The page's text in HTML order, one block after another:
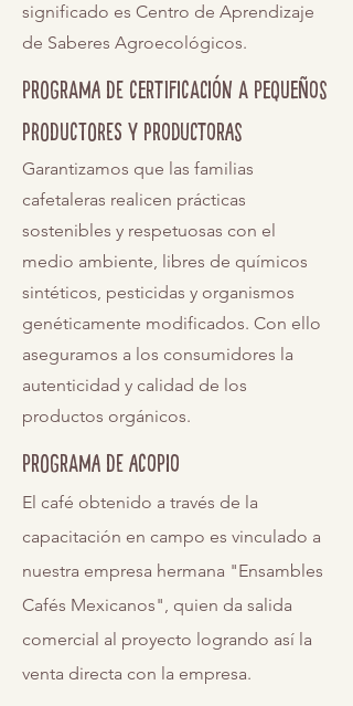
significado es Centro de Aprendizaje
de Saberes Agroecológicos.
Programa de certificación a pequeños
productores y productoras
Garantizamos que las familias
cafetaleras realicen prácticas
sostenibles y respetuosas con el
medio ambiente, libres de químicos
sintéticos, pesticidas y organismos
genéticamente modificados. Con ello
aseguramos a los consumidores la
autenticidad y calidad de los
productos orgánicos.
Programa de acopio
El café obtenido a través de la
capacitación en campo es vinculado a
nuestra empresa hermana "Ensambles
Cafés Mexicanos", quien da salida
comercial al proyecto logrando así la
venta directa con la empresa.